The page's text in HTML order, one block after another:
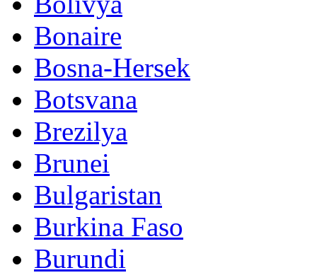
Bonaire
Bosna-Hersek
Botsvana
Brezilya
Brunei
Bulgaristan
Burkina Faso
Burundi